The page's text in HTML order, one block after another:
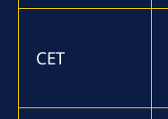
CET